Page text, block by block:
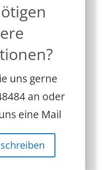
uns gerne
an oder
eine Mail